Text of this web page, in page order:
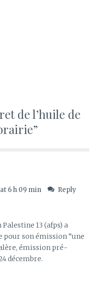
de l’huile de
6 h 09 min Reply
13 (afps) a
pour son émission “une
émission pré-
décembre.